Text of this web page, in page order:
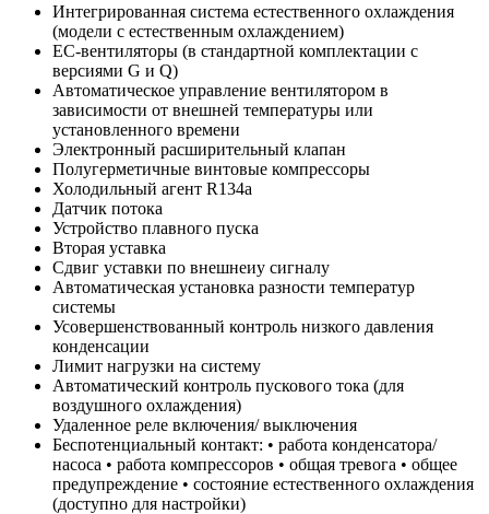
Интегрированная система естественного охлаждения
(модели с естественным охлаждением)
EC-вентиляторы (в стандартной комплектации с
версиями G и Q)
Автоматическое управление вентилятором в
зависимости от внешней температуры или
установленного времени
Электронный расширительный клапан
Полугерметичные винтовые компрессоры
Холодильный агент R134a
Датчик потока
Устройство плавного пуска
Вторая уставка
Сдвиг уставки по внешнеиу сигналу
Автоматическая установка разности температур
системы
Усовершенствованный контроль низкого давления
конденсации
Лимит нагрузки на систему
Автоматический контроль пускового тока (для
воздушного охлаждения)
Удаленное реле включения/ выключения
Беспотенциальный контакт: • работа конденсатора/
насоса • работа компрессоров • общая тревога • общее
предупреждение • состояние естественного охлаждения
(доступно для настройки)